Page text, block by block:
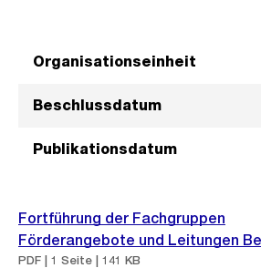
Organisationseinheit
Beschlussdatum
Publikationsdatum
Fortführung der Fachgruppen
Förderangebote und Leitungen
PDF | 1 Seite | 141 KB